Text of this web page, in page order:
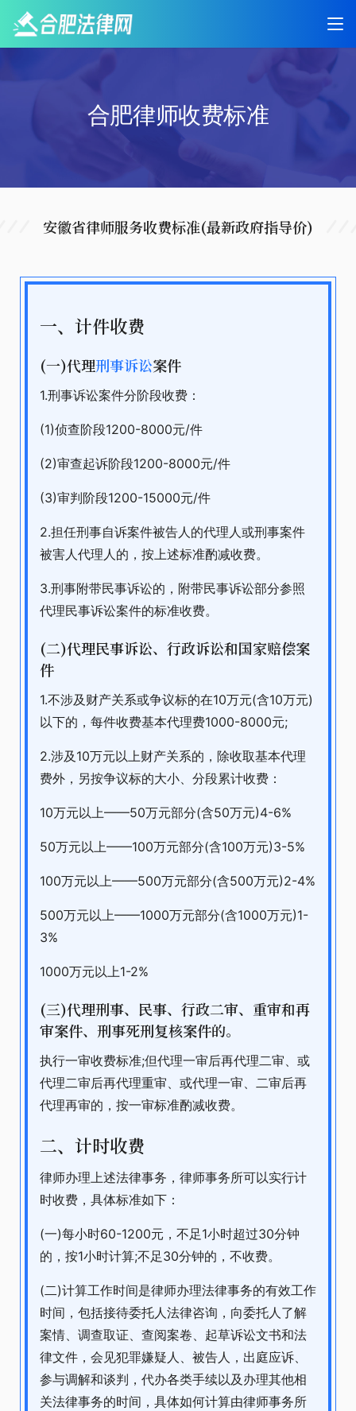
合肥律师收费标准
安徽省律师服务收费标准(最新政府指导价)
一、计件收费
(一)代理刑事诉讼案件
1.刑事诉讼案件分阶段收费：
(1)侦查阶段1200-8000元/件
(2)审查起诉阶段1200-8000元/件
(3)审判阶段1200-15000元/件
2.担任刑事自诉案件被告人的代理人或刑事案件
被害人代理人的，按上述标准酌减收费。
3.刑事附带民事诉讼的，附带民事诉讼部分参照
代理民事诉讼案件的标准收费。
(二)代理民事诉讼、行政诉讼和国家赔偿案
件
1.不涉及财产关系或争议标的在10万元(含10万元)
以下的，每件收费基本代理费1000-8000元;
2.涉及10万元以上财产关系的，除收取基本代理
费外，另按争议标的大小、分段累计收费：
10万元以上——50万元部分(含50万元)4-6%
50万元以上——100万元部分(含100万元)3-5%
100万元以上——500万元部分(含500万元)2-4%
500万元以上——1000万元部分(含1000万元)1-
3%
1000万元以上1-2%
(三)代理刑事、民事、行政二审、重审和再
审案件、刑事死刑复核案件的。
执行一审收费标准;但代理一审后再代理二审、或
代理二审后再代理重审、或代理一审、二审后再
代理再审的，按一审标准酌减收费。
二、计时收费
律师办理上述法律事务，律师事务所可以实行计
时收费，具体标准如下：
(一)每小时60-1200元，不足1小时超过30分钟
的，按1小时计算;不足30分钟的，不收费。
(二)计算工作时间是律师办理法律事务的有效工作
时间，包括接待委托人法律咨询，向委托人了解
案情、调查取证、查阅案卷、起草诉讼文书和法
律文件，会见犯罪嫌疑人、被告人，出庭应诉、
参与调解和谈判，代办各类手续以及办理其他相
关法律事务的时间，具体如何计算由律师事务所